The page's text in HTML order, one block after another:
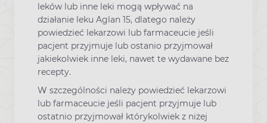
leków lub inne leki mogą wpływać na
działanie leku Aglan 15, dlatego należy
powiedzieć lekarzowi lub farmaceucie jeśli
pacjent przyjmuje lub ostanio przyjmował
jakiekolwiek inne leki, nawet te wydawane bez
recepty.
W szczególności należy powiedzieć lekarzowi
lub farmaceucie jeśli pacjent przyjmuje lub
ostatnio przyjmował którykolwiek z niżej